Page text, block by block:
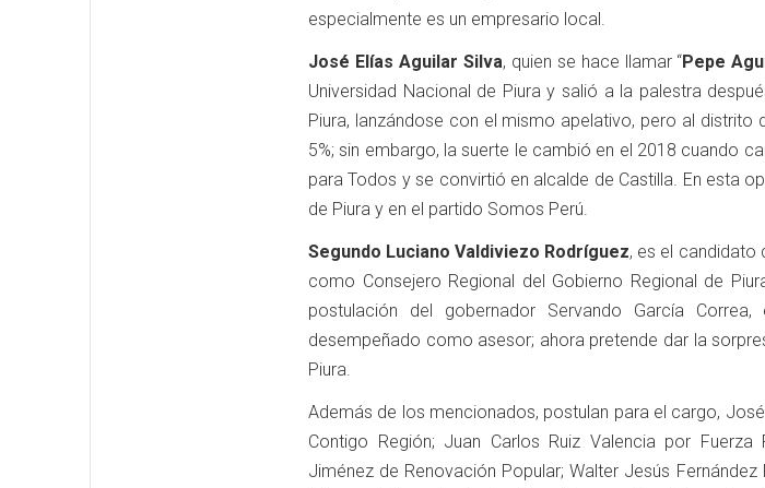
especialmente es un empresario local.
José Elías Aguilar Silva, quien se hace llamar “Pepe
Universidad Nacional de Piura y salió a la palestra
Piura, lanzándose con el mismo apelativo, pero al distrito
5%; sin embargo, la suerte le cambió en el 2018 cuando
para Todos y se convirtió en alcalde de Castilla. En esta
de Piura y en el partido Somos Perú.
Segundo Luciano Valdiviezo Rodríguez, es el candidato
como Consejero Regional del Gobierno Regional de
postulación del gobernador Servando García
desempeñado como asesor; ahora pretende dar la
Piura.
Además de los mencionados, postulan para el cargo,
Contigo Región; Juan Carlos Ruiz Valencia por
Jiménez de Renovación Popular; Walter Jesús